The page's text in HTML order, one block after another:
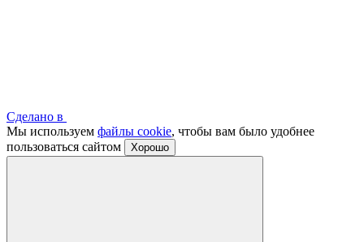
Сделано в
Мы используем файлы cookie, чтобы вам было удобнее
пользоваться сайтом
Хорошо